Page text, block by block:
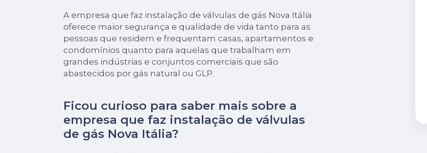
A empresa que faz instalação de válvulas de gás Nova Itália
oferece maior segurança e qualidade de vida tanto para as
pessoas que residem e frequentam casas, apartamentos e
condomínios quanto para aquelas que trabalham em
grandes indústrias e conjuntos comerciais que são
abastecidos por gás natural ou GLP.
Ficou curioso para saber mais sobre a
empresa que faz instalação de válvulas
de gás Nova Itália?